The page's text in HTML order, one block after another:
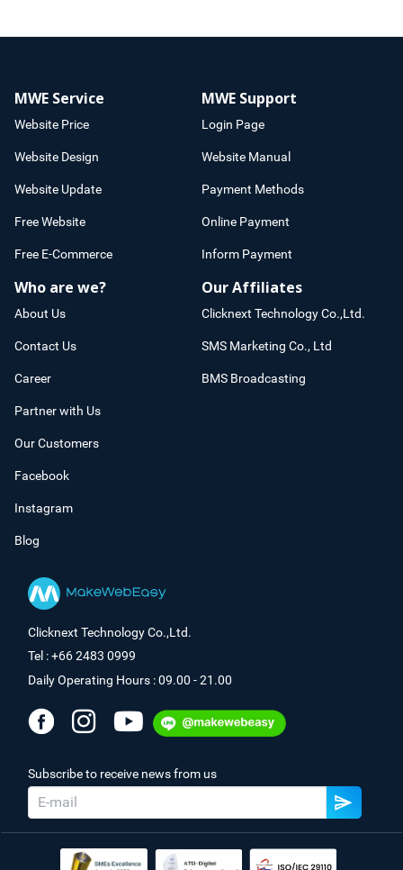
MWE Service
Website Price
Website Design
Website Update
Free Website
Free E-Commerce
MWE Support
Login Page
Website Manual
Payment Methods
Online Payment
Inform Payment
Who are we?
About Us
Contact Us
Career
Partner with Us
Our Customers
Facebook
Instagram
Blog
Our Affiliates
Clicknext Technology Co.,Ltd.
SMS Marketing Co., Ltd
BMS Broadcasting
Clicknext Technology Co.,Ltd.
Tel : +66 2483 0999
Daily Operating Hours : 09.00 - 21.00
Subscribe to receive news from us